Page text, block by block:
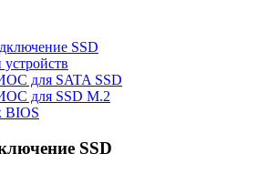
SSD
для SATA SSD
для SSD M.2
BIOS
SSD